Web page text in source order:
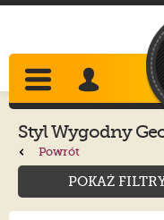
Styl Wygodny
Powrót
POKAŻ